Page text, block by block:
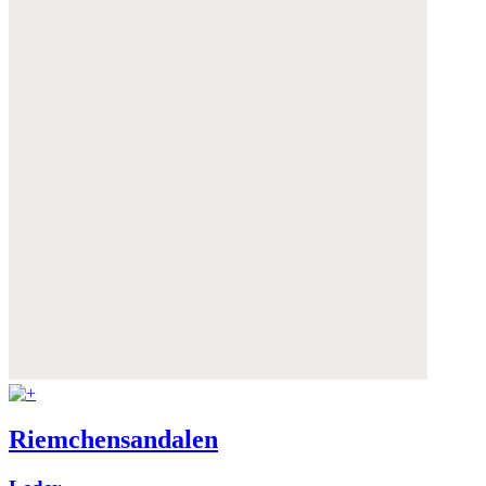
Riemchensandalen